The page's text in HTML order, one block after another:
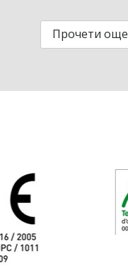
Прочети още